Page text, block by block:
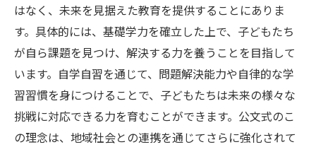
はなく、未来を見据えた教育を提供することにありま
す。具体的には、基礎学力を確立した上で、子どもたち
が自ら課題を見つけ、解決する力を養うことを目指して
います。自学自習を通じて、問題解決能力や自律的な学
習習慣を身につけることで、子どもたちは未来の様々な
挑戦に対応できる力を育むことができます。公文式のこ
の理念は、地域社会との連携を通じてさらに強化されて